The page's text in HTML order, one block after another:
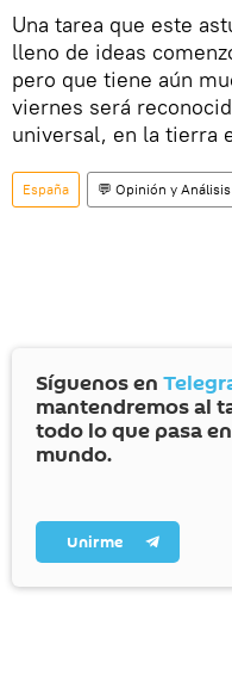
Una tarea que este
lleno de ideas
pero que tiene aún
viernes será
universal, en la tierra
España 💬 Opinión y Análisis
Síguenos en
mantendremos al
todo lo que pasa
mundo.
Unirme